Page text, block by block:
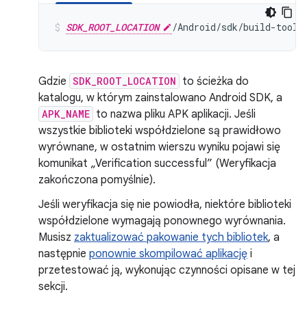
SDK_ROOT_LOCATION /Android/sdk/build-
Gdzie SDK_ROOT_LOCATION to ścieżka do
katalogu, w którym zainstalowano Android SDK, a
APK_NAME to nazwa pliku APK aplikacji. Jeśli
wszystkie biblioteki współdzielone są prawidłowo
wyrównane, w ostatnim wierszu wyniku pojawi się
komunikat „Verification successful” (Weryfikacja
zakończona pomyślnie).
Jeśli weryfikacja się nie powiodła, niektóre biblioteki
współdzielone wymagają ponownego wyrównania.
Musisz zaktualizować pakowanie tych bibliotek, a
następnie ponownie skompilować aplikację i
przetestować ją, wykonując czynności opisane w tej
sekcji.